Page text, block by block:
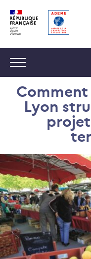
au
contenu
au
menu
des
cookies
Navigation :
Lyon